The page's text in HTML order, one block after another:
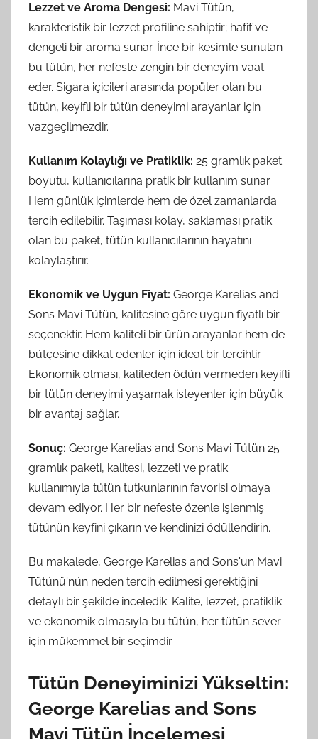
Lezzet ve Aroma Dengesi: Mavi Tütün,
karakteristik bir lezzet profiline sahiptir; hafif ve
dengeli bir aroma sunar. İnce bir kesimle sunulan
bu tütün, her nefeste zengin bir deneyim vaat
eder. Sigara içicileri arasında popüler olan bu
tütün, keyifli bir tütün deneyimi arayanlar için
vazgeçilmezdir.
Kullanım Kolaylığı ve Pratiklik: 25 gramlık paket
boyutu, kullanıcılarına pratik bir kullanım sunar.
Hem günlük içimlerde hem de özel zamanlarda
tercih edilebilir. Taşıması kolay, saklaması pratik
olan bu paket, tütün kullanıcılarının hayatını
kolaylaştırır.
Ekonomik ve Uygun Fiyat: George Karelias and
Sons Mavi Tütün, kalitesine göre uygun fiyatlı bir
seçenektir. Hem kaliteli bir ürün arayanlar hem de
bütçesine dikkat edenler için ideal bir tercihtir.
Ekonomik olması, kaliteden ödün vermeden keyifli
bir tütün deneyimi yaşamak isteyenler için büyük
bir avantaj sağlar.
Sonuç: George Karelias and Sons Mavi Tütün 25
gramlık paketi, kalitesi, lezzeti ve pratik
kullanımıyla tütün tutkunlarının favorisi olmaya
devam ediyor. Her bir nefeste özenle işlenmiş
tütünün keyfini çıkarın ve kendinizi ödüllendirin.
Bu makalede, George Karelias and Sons'un Mavi
Tütünü'nün neden tercih edilmesi gerektiğini
detaylı bir şekilde inceledik. Kalite, lezzet, pratiklik
ve ekonomik olmasıyla bu tütün, her tütün sever
için mükemmel bir seçimdir.
Tütün Deneyiminizi Yükseltin:
George Karelias and Sons
Mavi Tütün İncelemesi